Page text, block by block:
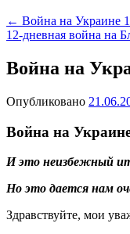
← Война на Украине
12-дневная война на
Война на
Опубликовано
Война на
И это неизбежный
Но это дается нам
Здравствуйте, мои